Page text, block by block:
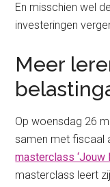
En misschien wel
investeringen
Meer
Op woensdag 26
samen met fiscaal
masterclass ‘Jouw
masterclass leert